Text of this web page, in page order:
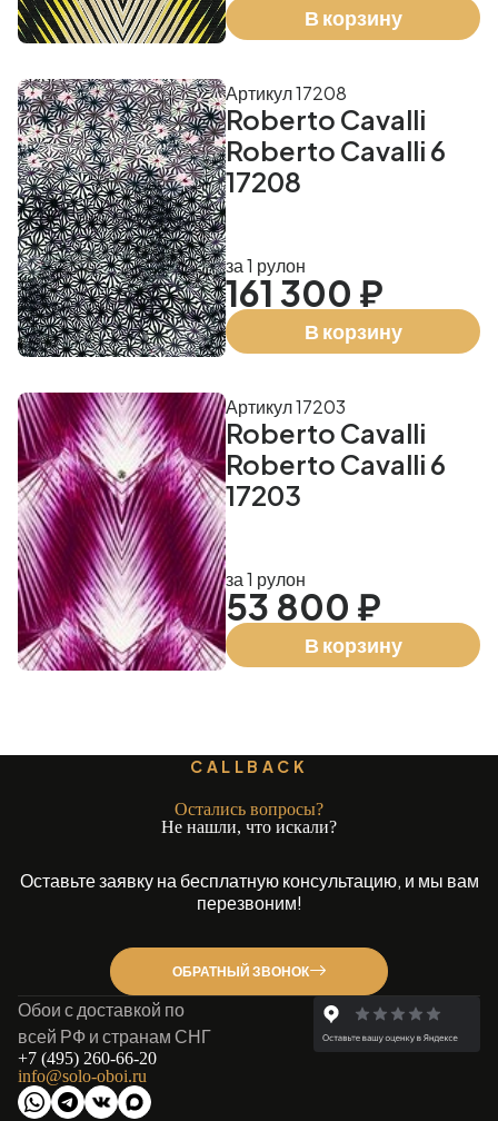
В корзину
Roberto Cavalli
Roberto Cavalli 6
17208
Артикул 17208
за 1 рулон
161 300 ₽
В корзину
Roberto Cavalli
Roberto Cavalli 6
17203
Артикул 17203
за 1 рулон
53 800 ₽
В корзину
CALLBACK
Остались вопросы?
Не нашли, что искали?
Оставьте заявку на бесплатную консультацию, и мы вам
перезвоним!
ОБРАТНЫЙ ЗВОНОК
Обои с доставкой по
всей РФ и странам СНГ
+7 (495) 260-66-20
info@solo-oboi.ru